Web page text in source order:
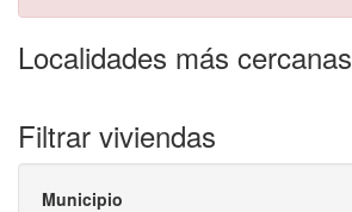
Localidades más cercanas
Filtrar viviendas
Municipio